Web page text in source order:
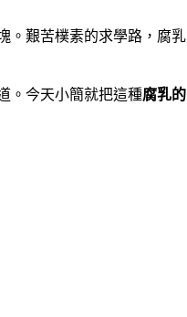
。艱苦樸素的求學路，腐乳
。今天小簡就把這種腐乳的